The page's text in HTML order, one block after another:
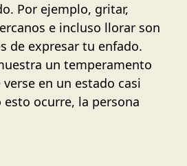
Por ejemplo, gritar,
e incluso llorar son
de expresar tu enfado.
un temperamento
en un estado casi
ocurre, la persona